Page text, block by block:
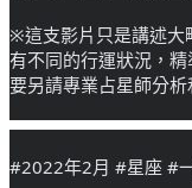
※這支影片只是講述大
有不同的行運狀況，
要另請專業占星師分析
#2022年2月 #星座 #